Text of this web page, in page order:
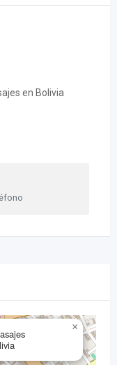
en Bolivia
×